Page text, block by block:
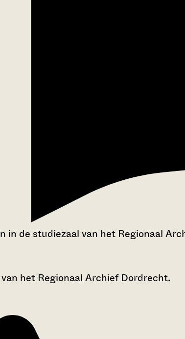
de studiezaal van het Regionaal
het Regionaal Archief Dordrecht.